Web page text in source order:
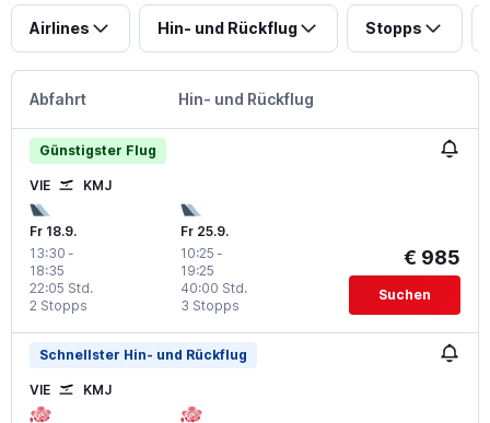
Airlines Hin- und Rückflug Stopps
Abfahrt Hin- und Rückflug
Günstigster Flug
VIE KMJ
Fr 18.9.
13:30 -
18:35
2 Stopps
22:05 Std.
Fr 25.9.
10:25 -
19:25
3 Stopps
40:00 Std.
€ 985
Suchen
Schnellster Hin- und Rückflug
VIE KMJ